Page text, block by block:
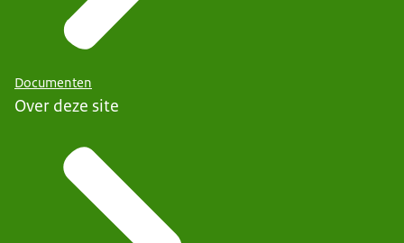
Documenten
Over deze site